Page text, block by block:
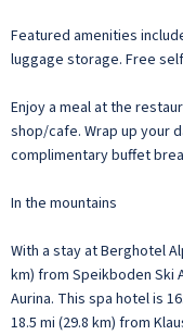
Featured amenities
luggage storage. Free
Enjoy a meal at the
shop/cafe. Wrap up your
complimentary buffet
In the mountains
With a stay at Berghotel
km) from Speikboden Ski
Aurina. This spa hotel is
18.5 mi (29.8 km) from